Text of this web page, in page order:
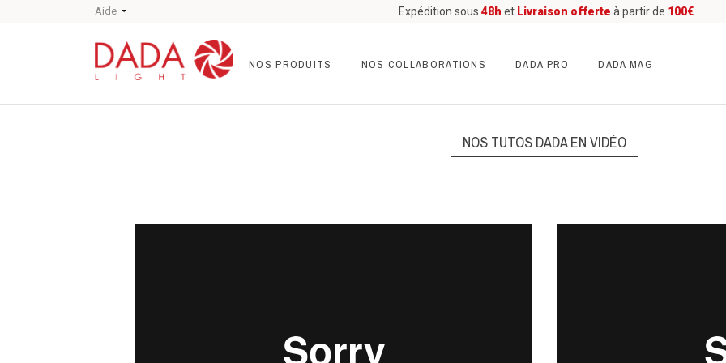
Aide Expédition sous 48h et Livraison offerte à partir de 100€
NOS PRODUITS NOS COLLABORATIONS DADA PRO DADA MAG
NOS TUTOS DADA EN VIDÉO